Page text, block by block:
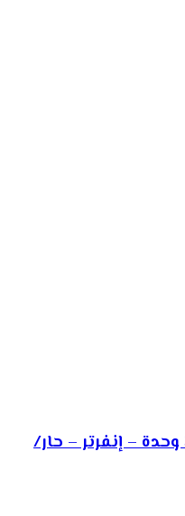
مكیف سبلیت اوكس 30000 وحدة – إنفرتر – حار/